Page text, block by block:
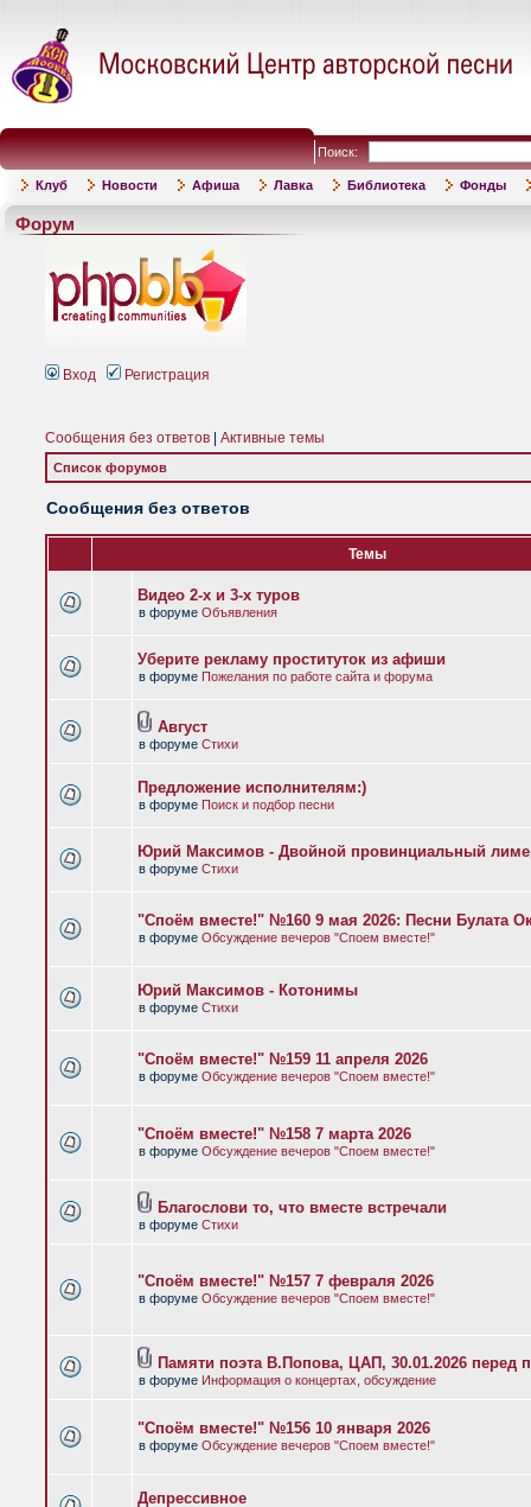
Поиск:
Клуб Новости Афиша Лавка Библиотека Фонды
Форум
Вход Регистрация
Сообщения без ответов Активные темы
Список форумов
Сообщения без ответов
Темы
Видео 2-х и 3-х туров
в форуме Объявления
Уберите рекламу проституток из афиши
в форуме Пожелания по работе сайта и форума
Август
в форуме Стихи
Предложение исполнителям:)
в форуме Поиск и подбор песни
Юрий Максимов - Двойной провинциальный
в форуме Стихи
"Споём вместе!" №160 9 мая 2026: Песни Булата
в форуме Обсуждение вечеров "Споем вместе!"
Юрий Максимов - Котонимы
в форуме Стихи
"Споём вместе!" №159 11 апреля 2026
в форуме Обсуждение вечеров "Споем вместе!"
"Споём вместе!" №158 7 марта 2026
в форуме Обсуждение вечеров "Споем вместе!"
Благослови то, что вместе встречали
в форуме Стихи
"Споём вместе!" №157 7 февраля 2026
в форуме Обсуждение вечеров "Споем вместе!"
Памяти поэта В.Попова, ЦАП, 30.01.2026 перед
в форуме Информация о концертах, обсуждение
"Споём вместе!" №156 10 января 2026
в форуме Обсуждение вечеров "Споем вместе!"
Депрессивное